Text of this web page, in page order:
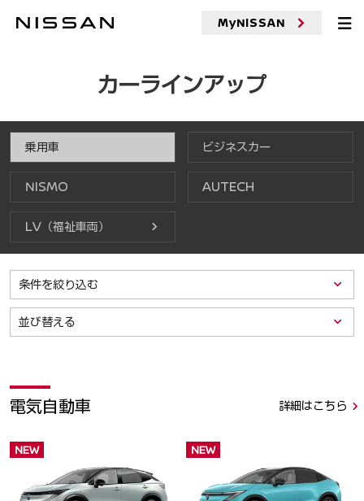
MyNISSAN
カーラインアップ
乗用車 ビジネスカー
NISMO AUTECH
LV（福祉車両）
条件を絞り込む
並び替える
電気自動車 詳細はこちら
NEW NEW